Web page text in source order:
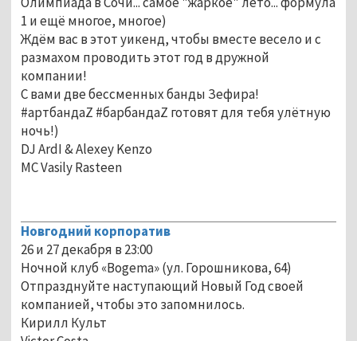
1 и ещё многое, многое)
Ждём вас в этот уикенд, чтобы вместе весело и с
размахом проводить этот год в дружной
компании!
С вами две бессменных банды Зефира!
#артбандаZ #барбандаZ готовят для тебя улётную
ночь!)
DJ ArdI & Alexey Kenzo
MC Vasily Rasteen
Новгодний корпоратив
26 и 27 декабря в 23:00
Ночной клуб «Bogema» (ул. Горошникова, 64)
Отпразднуйте наступающий Новый Год своей
компанией, чтобы это запомнилось.
Кирилл Культ